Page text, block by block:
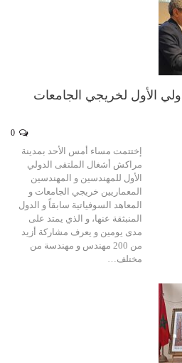
الأول لخريجي الجامعات
إختتمت مساء أمس الأحد بمدينة
مراكش أشغال الملتقى الدولي
الأول للمهندسين و المهندسين
المعماريين خريجي الجامعات و
المعاهد السوفياتية سابقاً و الدول
المنبثقة عنها، و الذي يمتد على
مدى يومين و يعرف مشاركة أزيد
من 200 مهندس و مهندسة من
مختلف…